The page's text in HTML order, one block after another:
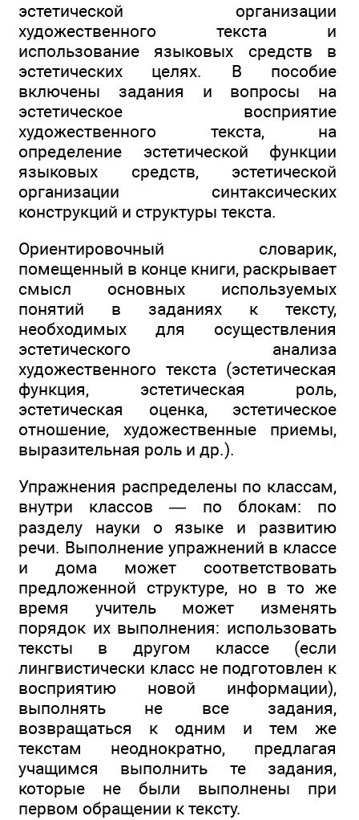
эстетической организации
художественного текста и
использование языковых средств в
эстетических целях. В пособие
включены задания и вопросы на
эстетическое восприятие
художественного текста, на
определение эстетической функции
языковых средств, эстетической
организации синтаксических
конструкций и структуры текста.
Ориентировочный словарик,
помещенный в конце книги, раскрывает
смысл основных используемых
понятий в заданиях к тексту,
необходимых для осуществления
эстетического анализа
художественного текста (эстетическая
функция, эстетическая роль,
эстетическая оценка, эстетическое
отношение, художественные приемы,
выразительная роль и др.).
Упражнения распределены по классам,
внутри классов — по блокам: по
разделу науки о языке и развитию
речи. Выполнение упражнений в классе
и дома может соответствовать
предложенной структуре, но в то же
время учитель может изменять
порядок их выполнения: использовать
тексты в другом классе (если
лингвистически класс не подготовлен к
восприятию новой информации),
выполнять не все задания,
возвращаться к одним и тем же
текстам неоднократно, предлагая
учащимся выполнить те задания,
которые не были выполнены при
первом обращении к тексту.